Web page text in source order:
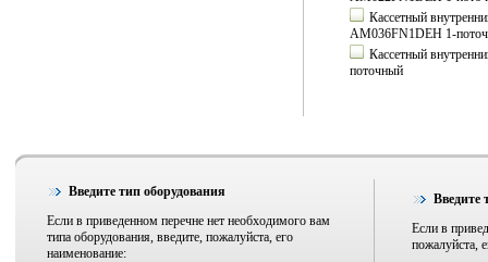
Кассетный
AM036FN1DEH 1-
Кассетный
поточный
Введите тип оборудования
Если в приведенном перечне нет необходимого вам
типа оборудования, введите, пожалуйста, его
наименование:
Введите
Если в
пожалуйста,